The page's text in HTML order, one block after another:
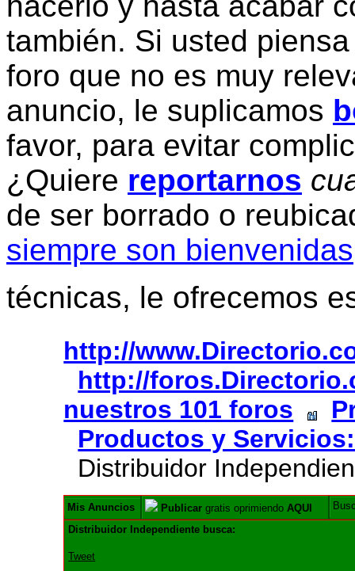
también. Si usted
foro que no es muy
anuncio, le suplicamos
favor, para evitar
¿Quiere reportarnos
de ser borrado o
siempre son bienvenidas
técnicas, le ofrecemos
http://
http://
nuestros 101 foros
Productos y
Distribuidor
Mis Anuncios Publicar gratis oprimiendoAQUI
Distribuidor Independiente busca:
Tweet